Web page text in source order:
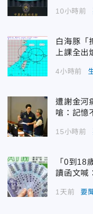
10小時前
白海豚「
上課全出
4小時前
遭謝金河
嗆：記憶
15小時前
「0到18
讀函文喊
1天前 要